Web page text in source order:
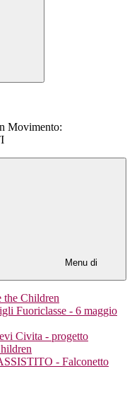
Movimento:
Menu di
the Children
Fuoriclasse - 6 maggio
Civita - progetto
- Falconetto